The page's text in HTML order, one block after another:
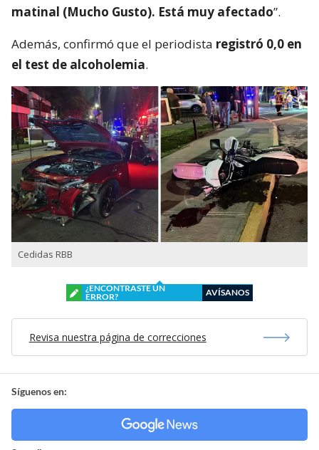
matinal (Mucho Gusto). Está muy afectado”.
Además, confirmó que el periodista registró 0,0 en
el test de alcoholemia.
Cedidas RBB
¿ENCONTRASTE UN
ERROR?
AVÍSANOS
Revisa nuestra página de correcciones
Síguenos en: